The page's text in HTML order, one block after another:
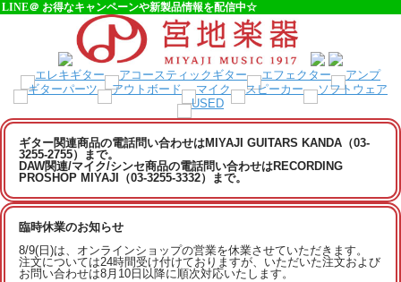
LINE＠ お得なキャンペーンや新製品情報を配信中☆
ギター関連商品の電話問い合わせはMIYAJI GUITARS KANDA（03-
3255-2755）まで。
DAW関連/マイク/シンセ商品の電話問い合わせはRECORDING
PROSHOP MIYAJI（03-3255-3332）まで。
臨時休業のお知らせ
8/9(日)は、オンラインショップの営業を休業させていただきます。
注文については24時間受け付けておりますが、いただいた注文および
お問い合わせは8月10日以降に順次対応いたします。